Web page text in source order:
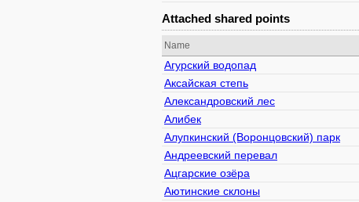
Attached shared points
Name
Агурский водопад
Аксайская степь
Александровский лес
Алибек
Алупкинский (Воронцовский) парк
Андреевский перевал
Ацгарские озёра
Аютинские склоны